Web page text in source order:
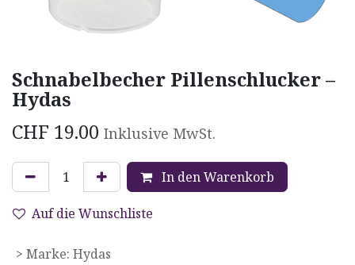
Schnabelbecher Pillenschlucker –
Hydas
CHF 19.00 Inklusive MwSt.
In den Warenkorb
Auf die Wunschliste
> Marke: Hydas